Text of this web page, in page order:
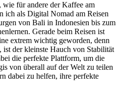
für andere der Kaffee am
ich als Digital Nomad am Reisen
von Bali in Indonesien bis zum
Gerade beim Reisen ist
extrem wichtig geworden, denn
ist der kleinste Hauch von Stabilität
die perfekte Plattform, um die
von überall auf der Welt zu teilen
dabei zu helfen, ihre perfekte